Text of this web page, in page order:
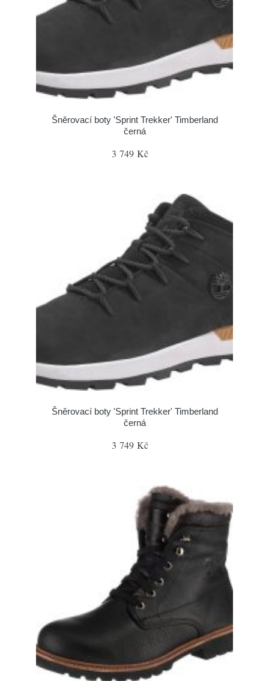
Šněrovací boty 'Sprint Trekker' Timberland
černá
3 749 Kč
Šněrovací boty 'Sprint Trekker' Timberland
černá
3 749 Kč